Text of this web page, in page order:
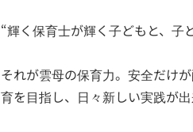
“輝く保育士が輝く子どもと、子
それが雲母の保育力。安全だけ
育を目指し、日々新しい実践が